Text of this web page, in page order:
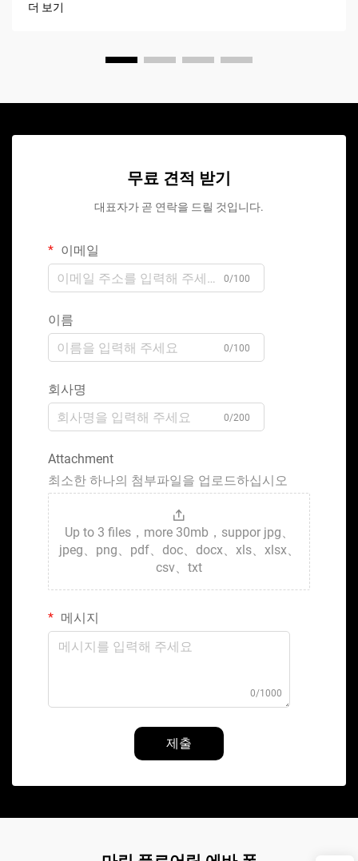
더 보기
무료 견적 받기
대표자가 곧 연락을 드릴 것입니다.
이메일
0/100
이름
0/100
회사명
0/200
Attachment
최소한 하나의 첨부파일을 업로드하십시오
Up to 3 files，more 30mb，suppor jpg、
jpeg、png、pdf、doc、docx、xls、xlsx、
csv、txt
메시지
0/1000
제출